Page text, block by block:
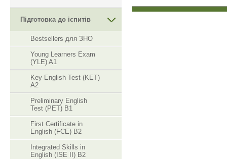
Підготовка до іспитів
Bestsellers для ЗНО
Young Learners Exam
(YLE) A1
Key English Test (KET)
A2
Preliminary English
Test (PET) B1
First Certificate in
English (FCE) B2
Integrated Skills in
English (ISE II) B2